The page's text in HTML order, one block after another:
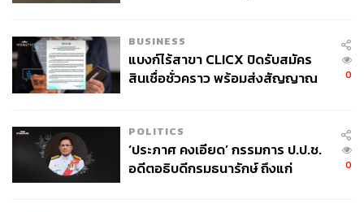
BUSINESS
แบงก์ไร้สาขา CLICX ปิดรับสมัคร
สินเชื่อชั่วคราว พร้อมส่งสัญญาณ
0
POLITICS
‘ประภาศ คงเอียด’ กรรมการ ป.ป.ช.
อดีตอธิบดีกรมธนารักษ์ ถึงแก่
0